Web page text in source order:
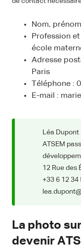
Nom,
Profession
école
Adresse
Paris
Téléphone :
E-mail :
Léa Dupont
ATSEM
12 Rue des
+33 6 12 34
La photo
devenir